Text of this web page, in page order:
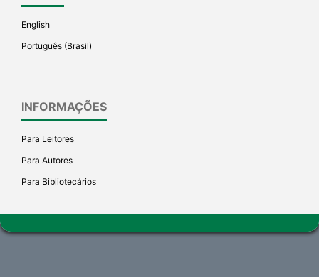
English
Português (Brasil)
INFORMAÇÕES
Para Leitores
Para Autores
Para Bibliotecários